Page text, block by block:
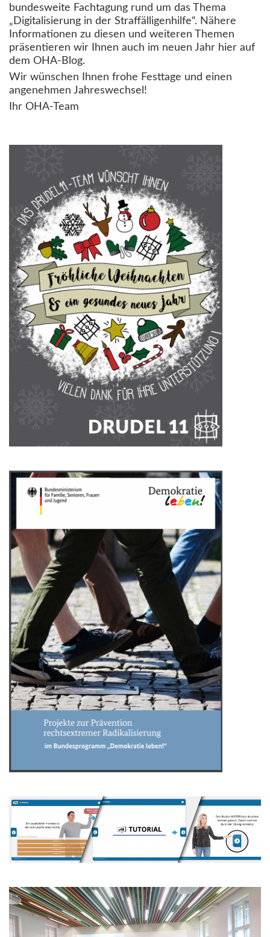
bundesweite Fachtagung rund um das Thema
„Digitalisierung in der Straffälligenhilfe“. Nähere
Informationen zu diesen und weiteren Themen
präsentieren wir Ihnen auch im neuen Jahr hier auf
dem OHA-Blog.
Wir wünschen Ihnen frohe Festtage und einen
angenehmen Jahreswechsel!
Ihr OHA-Team